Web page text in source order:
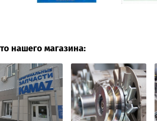
нашего магазина: